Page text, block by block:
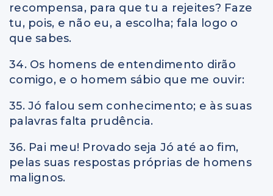
recompensa, para que tu a rejeites? Faze
tu, pois, e não eu, a escolha; fala logo o
que sabes.
34. Os homens de entendimento dirão
comigo, e o homem sábio que me ouvir:
35. Jó falou sem conhecimento; e às suas
palavras falta prudência.
36. Pai meu! Provado seja Jó até ao fim,
pelas suas respostas próprias de homens
malignos.